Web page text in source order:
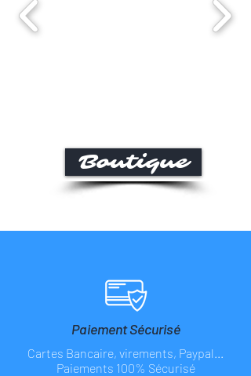
Boutique
Paiement Sécurisé
Cartes Bancaire, virements, Paypal...
Paiements 100% Sécurisé